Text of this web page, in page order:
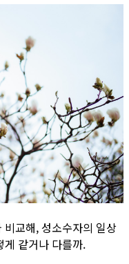
교해, 성소수자의 일상
게 같거나 다를까.